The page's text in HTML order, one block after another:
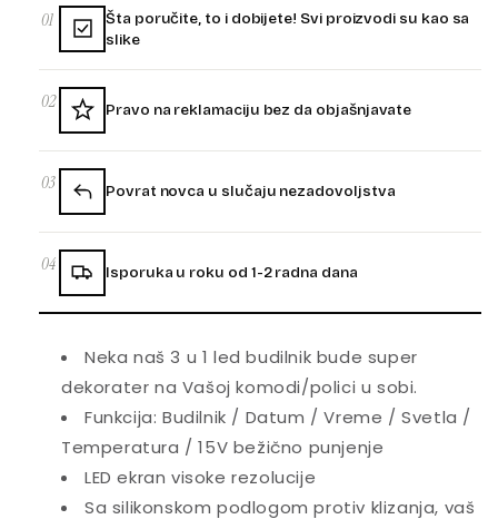
01
Šta poručite, to i dobijete! Svi proizvodi su kao sa
slike
02 Pravo na reklamaciju bez da objašnjavate
03 Povrat novca u slučaju nezadovoljstva
04 Isporuka u roku od 1-2 radna dana
Neka naš 3 u 1 led budilnik bude super
dekorater na Vašoj komodi/polici u sobi.
Funkcija: Budilnik / Datum / Vreme / Svetla /
Temperatura / 15V bežično punjenje
LED ekran visoke rezolucije
Sa silikonskom podlogom protiv klizanja, vaš